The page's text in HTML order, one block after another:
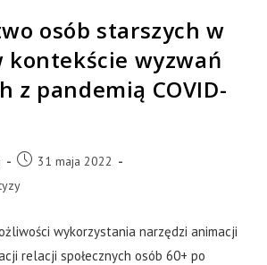
osób starszych w
wyzwań
z pandemią COVID-
31 maja 2022
wykorzystania narzędzi animacji
relacji społecznych osób 60+ po